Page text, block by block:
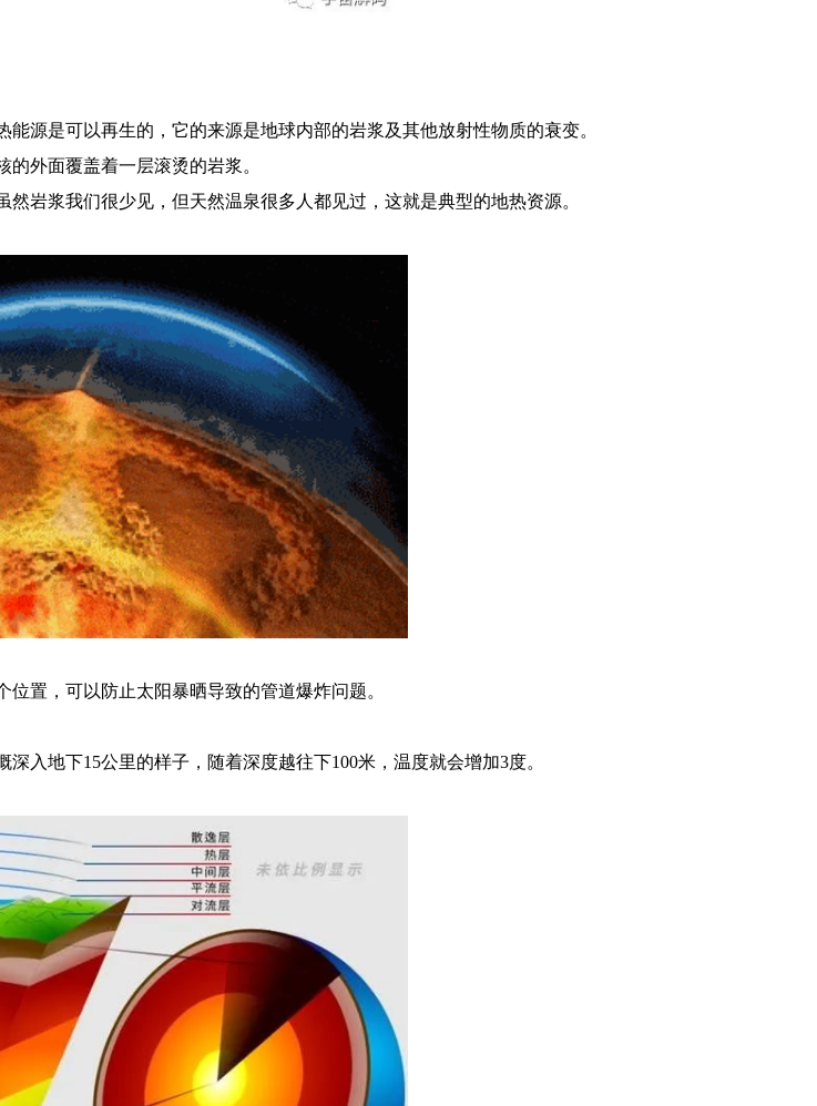
源是可以再生的，它的来源是地球内部的岩浆及其他放射性物质的衰变。
外面覆盖着一层滚烫的岩浆。
岩浆我们很少见，但天然温泉很多人都见过，这就是典型的地热资源。
置，可以防止太阳暴晒导致的管道爆炸问题。
入地下15公里的样子，随着深度越往下100米，温度就会增加3度。